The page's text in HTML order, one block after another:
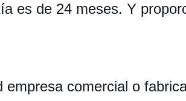
es de 24 meses. Y
empresa comercial o